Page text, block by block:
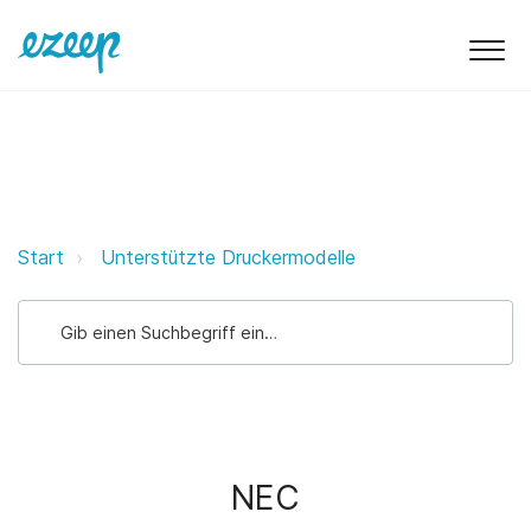
NEC ezeep Support Support
Start Unterstützte Druckermodelle
NEC